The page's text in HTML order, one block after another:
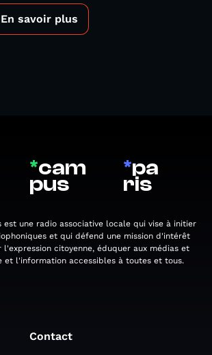
En savoir plus
*cam
pus
*pa
ris
est une radio associative locale qui vise à initier
et qui défend une mission d'intérêt
l'expression citoyenne, éduquer aux médias et
et l'information accessibles à toutes et tous.
Contact